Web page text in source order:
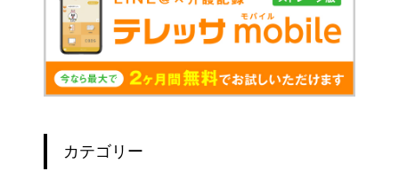
カテゴリー